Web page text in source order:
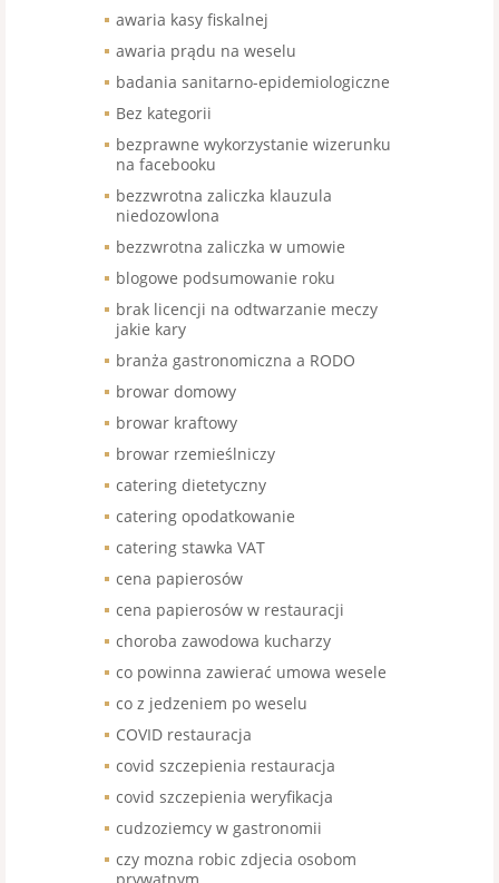
awaria kasy fiskalnej
awaria prądu na weselu
badania sanitarno-epidemiologiczne
Bez kategorii
bezprawne wykorzystanie wizerunku
na facebooku
bezzwrotna zaliczka klauzula
niedozowlona
bezzwrotna zaliczka w umowie
blogowe podsumowanie roku
brak licencji na odtwarzanie meczy
jakie kary
branża gastronomiczna a RODO
browar domowy
browar kraftowy
browar rzemieślniczy
catering dietetyczny
catering opodatkowanie
catering stawka VAT
cena papierosów
cena papierosów w restauracji
choroba zawodowa kucharzy
co powinna zawierać umowa wesele
co z jedzeniem po weselu
COVID restauracja
covid szczepienia restauracja
covid szczepienia weryfikacja
cudzoziemcy w gastronomii
czy mozna robic zdjecia osobom